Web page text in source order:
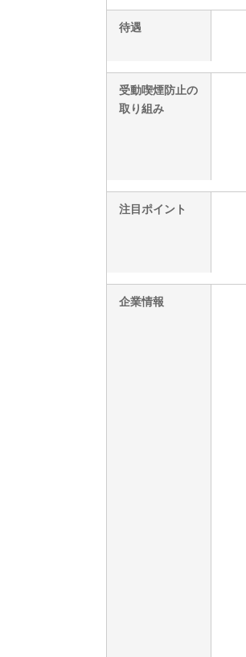
待遇
受動喫煙防止の
取り組み
注目ポイント
企業情報